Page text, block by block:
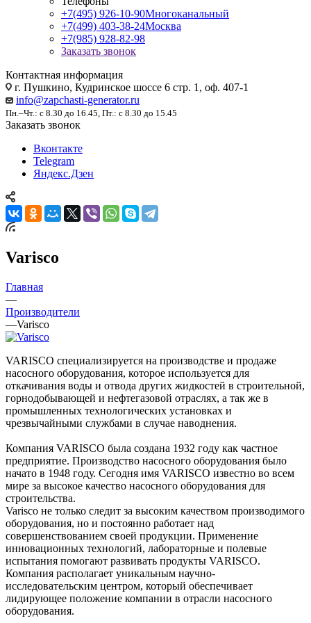
+7(495) 926-10-90Многоканальный
+7(499) 403-38-24Москва
+7(985) 928-82-98
Заказать звонок
Контактная информация
г. Пушкино, Кудринское шоссе 6 стр. 1, оф. 407-1
info@zapchasti-generator.ru
Пн.–Чт.: с 8.30 до 16.45, Пт.: с 8.30 до 15.45
Заказать звонок
Вконтакте
Telegram
Яндекс.Дзен
Varisco
Главная
—
Производители
—Varisco
VARISCO специализируется на производстве и продаже
насосного оборудования, которое используется для
откачивания воды и отвода других жидкостей в строительной,
горнодобывающей и нефтегазовой отраслях, а так же в
промышленных технологических установках и
чрезвычайными службами в случае наводнения.
Компания VARISCO была создана 1932 году как частное
предприятие. Производство насосного оборудования было
начато в 1948 году. Сегодня имя VARISCO известно во всем
мире за высокое качество насосного оборудования для
строительства.
Varisco не только следит за высоким качеством производимого
оборудования, но и постоянно работает над
совершенствованием своей продукции. Применение
инновационных технологий, лабораторные и полевые
испытания помогают развивать продукты VARISCO.
Компания располагает уникальным научно-
исследовательским центром, который обеспечивает
лидирующее положение компании в отрасли насосного
оборудования.